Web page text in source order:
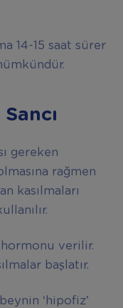
14-15 saat sürer
gereken
rağmen
kasılmaları
hormonu verilir.
başlatır.
‘hipofiz’